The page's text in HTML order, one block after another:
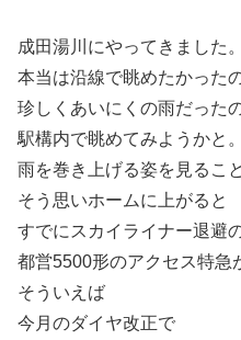
成田湯川にやってきました。
本当は沿線で眺めたかった
珍しくあいにくの雨だった
駅構内で眺めてみようかと。
雨を巻き上げる姿を見るこ
そう思いホームに上がると
すでにスカイライナー退避
都営5500形のアクセス特急
そういえば
今月のダイヤ改正で